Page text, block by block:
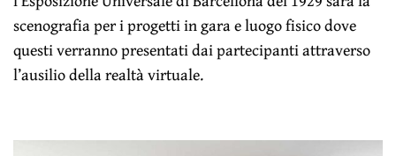
scenografia per i progetti in gara e luogo fisico dove
questi verranno presentati dai partecipanti attraverso
l’ausilio della realtà virtuale.